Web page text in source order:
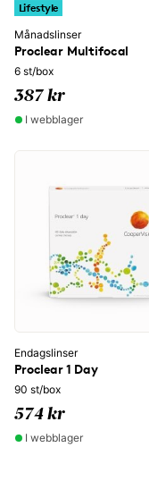
Lifestyle
Månadslinser
Proclear Multifocal
6 st/box
387 kr
I webblager
Endagslinser
Proclear 1 Day
90 st/box
574 kr
I webblager